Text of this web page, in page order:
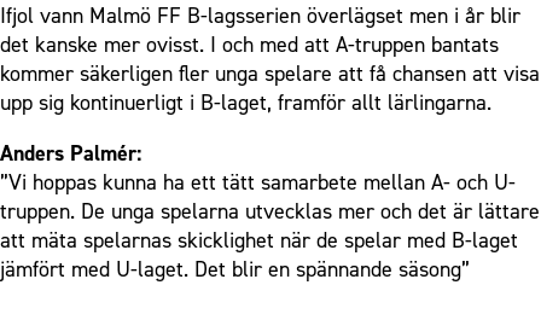
Skolakademier
Fonder
Personuppgiftspolicy
Ifjol vann Malmö FF B-lagsserien överlägset men i år blir
det kanske mer ovisst. I och med att A-truppen bantats
kommer säkerligen fler unga spelare att få chansen att visa
upp sig kontinuerligt i B-laget, framför allt lärlingarna.
Anders Palmér:
”Vi hoppas kunna ha ett tätt samarbete mellan A- och U-
truppen. De unga spelarna utvecklas mer och det är lättare
att mäta spelarnas skicklighet när de spelar med B-laget
jämfört med U-laget. Det blir en spännande säsong”